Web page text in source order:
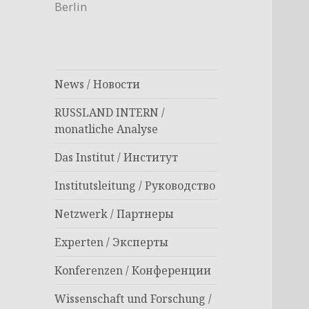
Berlin
News / Новости
RUSSLAND INTERN /
monatliche Analyse
Das Institut / Институт
Institutsleitung / Руководство
Netzwerk / Партнеры
Experten / Эксперты
Konferenzen / Конференции
Wissenschaft und Forschung /